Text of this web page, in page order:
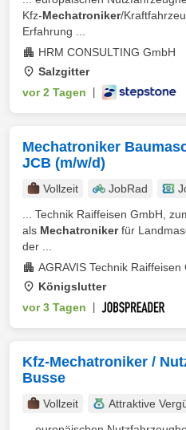
Kfz-Mechatroniker/
Erfahrung ...
HRM CONSULTING GmbH
Salzgitter
vor 2 Tagen
Mechatroniker
JCB (m/w/d)
Vollzeit JobRad
... Technik Raiffeisen GmbH,
als Mechatronikerfür
der ...
AGRAVIS Technik Raiffeisen
Königslutter
vor 3 Tagen
Kfz-Mechatroniker /
Busse
Vollzeit Attraktive